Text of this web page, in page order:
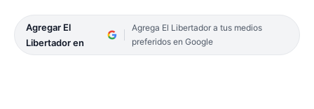
Agregar El
Libertador en
Agrega El Libertador a tus medios
preferidos en Google